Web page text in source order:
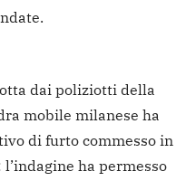
dai poliziotti della
mobile milanese ha
di furto commesso in
ha permesso